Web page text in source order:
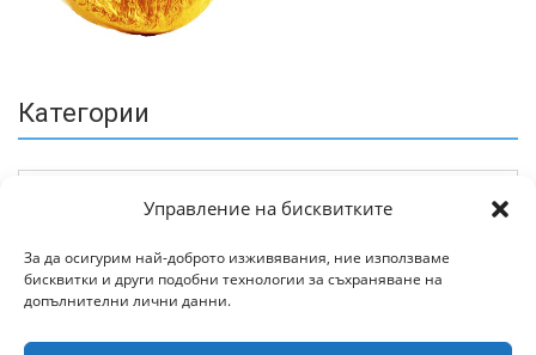
Управление на бисквитките
За да осигурим най-доброто изживявания, ние използваме
бисквитки и други подобни технологии за съхраняване на
допълнителни лични данни.
Категории
Архив